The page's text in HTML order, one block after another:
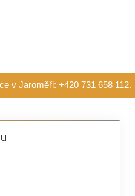
v Jaroměři: +420 731 658 112.